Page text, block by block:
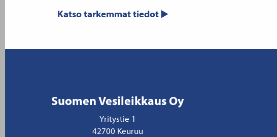
Katso tarkemmat tiedot
Suomen Vesileikkaus Oy
Yritystie 1
42700 Keuruu